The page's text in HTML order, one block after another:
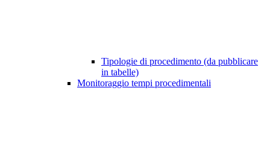
Tipologie di procedimento (da pubblicare
in tabelle)
Monitoraggio tempi procedimentali